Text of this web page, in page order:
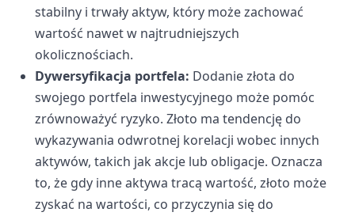
stabilny i trwały aktyw, który może zachować
wartość nawet w najtrudniejszych
okolicznościach.
Dywersyfikacja portfela: Dodanie złota do
swojego portfela inwestycyjnego może pomóc
zrównoważyć ryzyko. Złoto ma tendencję do
wykazywania odwrotnej korelacji wobec innych
aktywów, takich jak akcje lub obligacje. Oznacza
to, że gdy inne aktywa tracą wartość, złoto może
zyskać na wartości, co przyczynia się do